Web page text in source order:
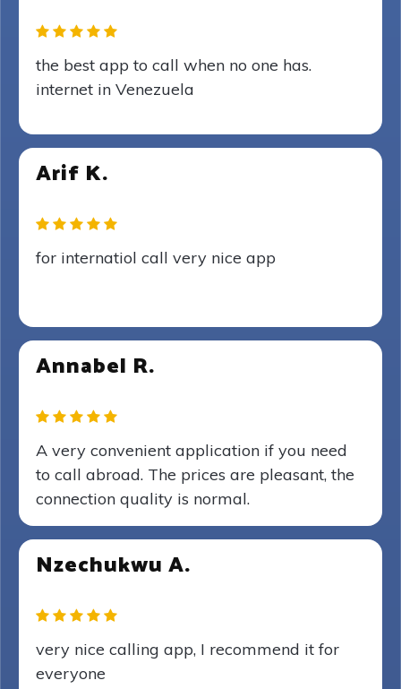
the best app to call when no one has.
internet in Venezuela
Arif K.
for internatiol call very nice app
Annabel R.
A very convenient application if you need
to call abroad. The prices are pleasant, the
connection quality is normal.
Nzechukwu A.
very nice calling app, I recommend it for
everyone